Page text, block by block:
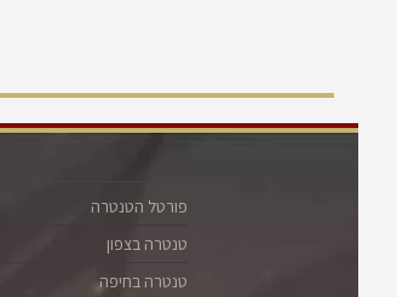
פורטל הטנטרה
טנטרה בצפון
טנטרה בחיפה